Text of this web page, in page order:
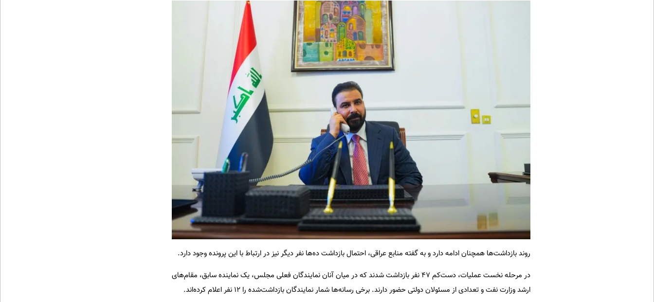
روند بازداشت‌ها همچنان ادامه دارد و به گفته منابع عراقی، احتمال بازداشت ده‌ها نفر دیگر نیز در ارتباط با این پرونده وجود دارد.
در مرحله نخست عملیات، دست‌کم 47 نفر بازداشت شدند که در میان آنان نمایندگان فعلی مجلس، یک نماینده سابق، مقام‌های
ارشد وزارت نفت و تعدادی از مسئولان دولتی حضور دارند. برخی رسانه‌ها شمار نمایندگان بازداشت‌شده را 12 نفر اعلام کرده‌اند.